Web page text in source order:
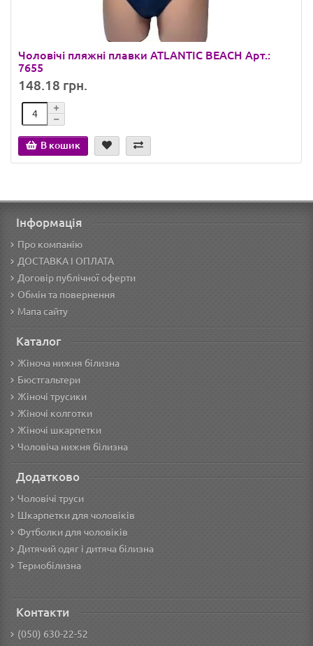
Чоловічі пляжні плавки ATLANTIC BEACH Арт.:
7655
148.18 грн.
В кошик
Інформація
Про компанію
ДОСТАВКА І ОПЛАТА
Договір публічної оферти
Обмін та повернення
Мапа сайту
Каталог
Жіноча нижня білизна
Бюстгальтери
Жіночі трусики
Жіночі колготки
Жіночі шкарпетки
Чоловіча нижня білизна
Додатково
Чоловічі труси
Шкарпетки для чоловіків
Футболки для чоловіків
Дитячий одяг і дитяча білизна
Термобілизна
Контакти
(050) 630-22-52